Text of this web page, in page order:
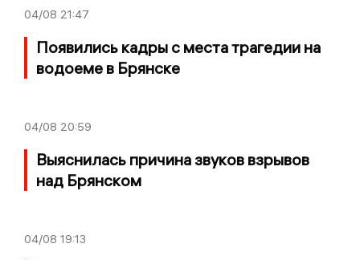
04/08 21:47
Появились кадры с места трагедии на
водоеме в Брянске
04/08 20:59
Выяснилась причина звуков взрывов
над Брянском
04/08 19:13